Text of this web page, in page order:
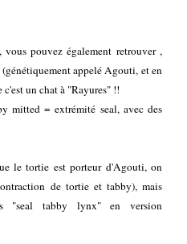
pouvez également retrouver ,
appelé Agouti, et en
un chat à "Rayures" !!
mitted = extrémité seal, avec des
le tortie est porteur d'Agouti, on
de tortie et tabby), mais
"seal tabby lynx" en version